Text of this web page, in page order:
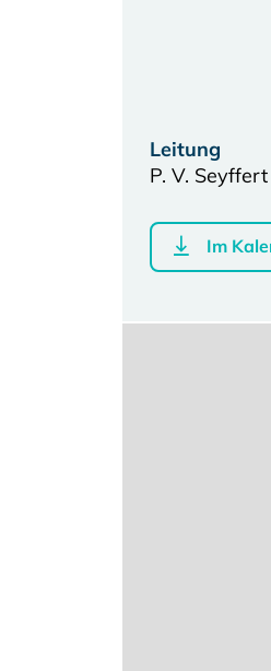
Leitung
P. V. Seyffert
Im